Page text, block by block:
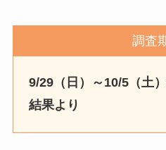
調査
9/29（日）～10/5（土
結果より